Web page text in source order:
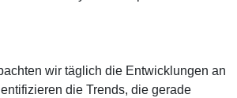
wir täglich die Entwicklungen an
die Trends, die gerade